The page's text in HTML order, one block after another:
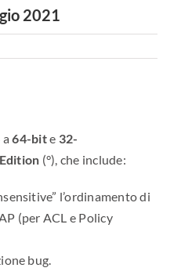
2021
a64-bite 32-
(°), che include:
l’ordinamento di
(per ACL e Policy
bug.